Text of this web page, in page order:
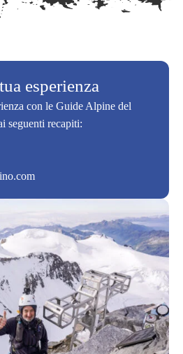
esperienza
con le Guide Alpine del
seguenti recapiti: